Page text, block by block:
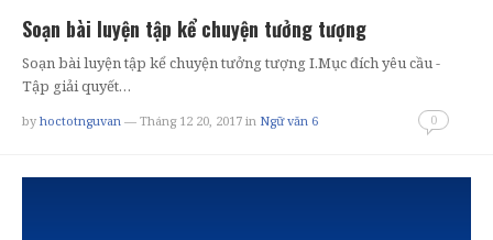
Soạn bài luyện tập kể chuyện tưởng tượng
Soạn bài luyện tập kể chuyện tưởng tượng I.Mục đích yêu cầu -
Tập giải quyết…
by hoctotnguvan — Tháng 12 20, 2017 in Ngữ văn 6 0